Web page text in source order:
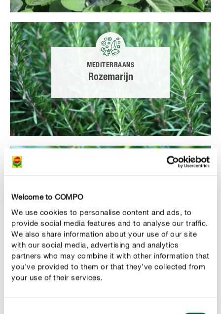
Welcome to COMPO
We use cookies to personalise content and ads, to
provide social media features and to analyse our traffic.
We also share information about your use of our site
with our social media, advertising and analytics
partners who may combine it with other information that
you’ve provided to them or that they’ve collected from
your use of their services.
MEDITERRAANS
Rozemarijn